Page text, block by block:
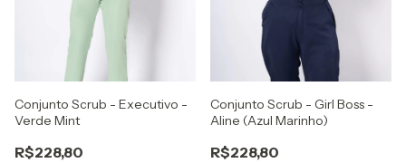
Conjunto Scrub - Executivo -
Verde Mint
R$228,80
Conjunto Scrub - Girl Boss -
Aline (Azul Marinho)
R$228,80